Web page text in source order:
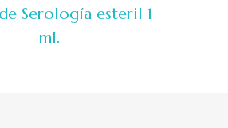
Serología esteril 1
ml.